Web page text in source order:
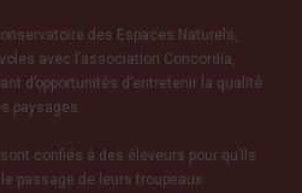
des Espaces Naturels,
avec l’association Concordia,
d’opportunités d’entretenir la qualité
paysages.
confiés à des éleveurs pour qu’ils
passage de leurs troupeaux.